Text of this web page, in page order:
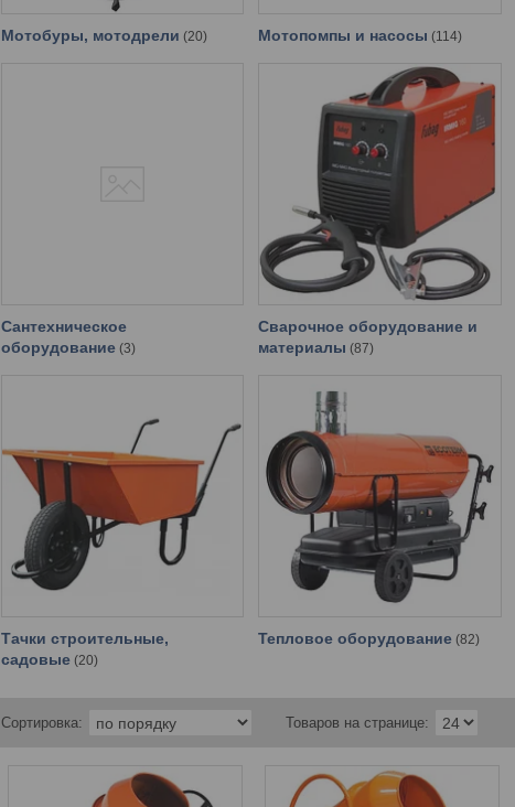
Мотобуры, мотодрели 20 Мотопомпы и насосы 114
Сантехническое
оборудование 3
Сварочное оборудование и
материалы 87
Тачки строительные,
садовые 20
Тепловое оборудование 82